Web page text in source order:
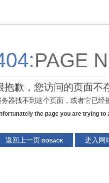
PAGE
抱歉，您访问的页面不
务器找不到这个页面，或者它已经
the page you are trying
返回上一页 GOBACK 进入网